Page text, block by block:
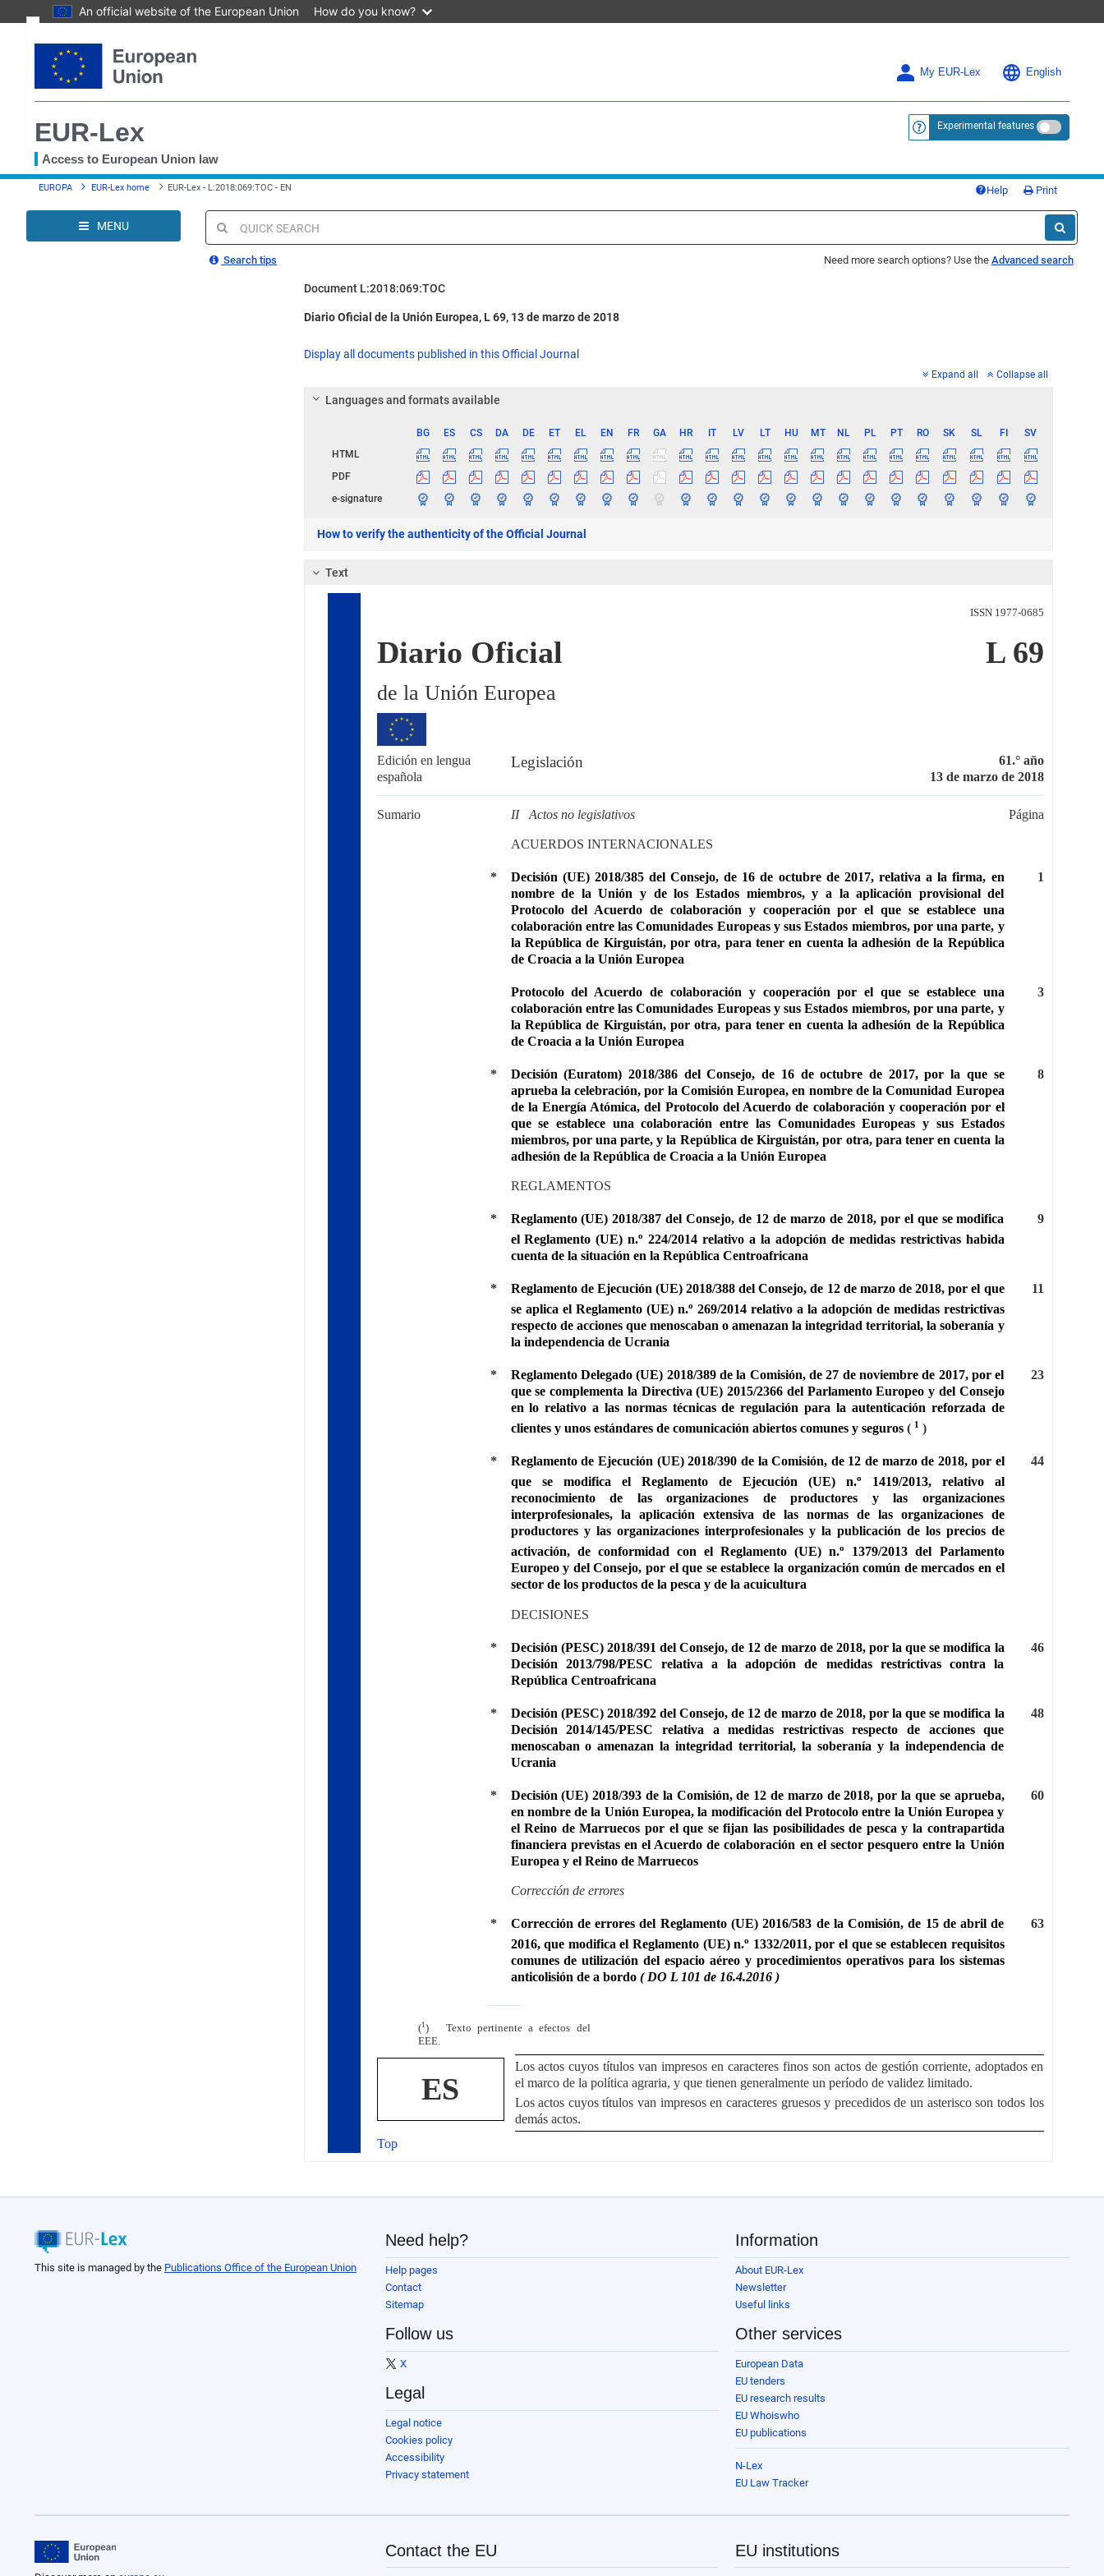
An official website of the European Union How do you know?
to
content
My EUR-Lex English
EUR-Lex
Access to European Union law
<a href="https://eur-lex.europa.eu/
Experimental features
You
here
EUROPA EUR-Lex home EUR-Lex - L:2018:069:TOC - EN Help Print
MENU
Quick
search
Search tips Need more search options? Use the Advanced search
Document L:2018:069:TOC
Document information
Permanent link
Download notice
Diario Oficial de la Unión Europea, L 69, 13 de marzo de 2018
Display all documents published in this Official Journal
Expand all Collapse all
Languages and formats available
BG ES CS DA DE ET EL EN FR GA HR IT LV LT HU MT NL PL PT RO SK SL FI
SV
HTML
PDF
e-signature
How to verify the authenticity of the Official Journal
Text
ISSN 1977-0685
Diario Oficial
de la Unión Europea
L 69
Edición en lengua
española
Legislación
61.° año
13 de marzo de 2018
Sumario II Actos no legislativos Página
ACUERDOS INTERNACIONALES
*
Decisión (UE) 2018/385 del Consejo, de 16 de octubre de 2017, relativa a la firma, en
nombre de la Unión y de los Estados miembros, y a la aplicación provisional del
Protocolo del Acuerdo de colaboración y cooperación por el que se establece una
colaboración entre las Comunidades Europeas y sus Estados miembros, por una parte, y
la República de Kirguistán, por otra, para tener en cuenta la adhesión de la República
de Croacia a la Unión Europea
1
Protocolo del Acuerdo de colaboración y cooperación por el que se establece una
colaboración entre las Comunidades Europeas y sus Estados miembros, por una parte, y
la República de Kirguistán, por otra, para tener en cuenta la adhesión de la República
de Croacia a la Unión Europea
3
*
Decisión (Euratom) 2018/386 del Consejo, de 16 de octubre de 2017, por la que se
aprueba la celebración, por la Comisión Europea, en nombre de la Comunidad Europea
de la Energía Atómica, del Protocolo del Acuerdo de colaboración y cooperación por el
que se establece una colaboración entre las Comunidades Europeas y sus Estados
miembros, por una parte, y la República de Kirguistán, por otra, para tener en cuenta la
adhesión de la República de Croacia a la Unión Europea
8
REGLAMENTOS
*
Reglamento (UE) 2018/387 del Consejo, de 12 de marzo de 2018, por el que se modifica
el Reglamento (UE) n.o 224/2014 relativo a la adopción de medidas restrictivas habida
cuenta de la situación en la República Centroafricana
9
*
Reglamento de Ejecución (UE) 2018/388 del Consejo, de 12 de marzo de 2018, por el que
se aplica el Reglamento (UE) n.o 269/2014 relativo a la adopción de medidas restrictivas
respecto de acciones que menoscaban o amenazan la integridad territorial, la soberanía y
la independencia de Ucrania
11
*
Reglamento Delegado (UE) 2018/389 de la Comisión, de 27 de noviembre de 2017, por el
que se complementa la Directiva (UE) 2015/2366 del Parlamento Europeo y del Consejo
en lo relativo a las normas técnicas de regulación para la autenticación reforzada de
clientes y unos estándares de comunicación abiertos comunes y seguros( 1 )
23
*
Reglamento de Ejecución (UE) 2018/390 de la Comisión, de 12 de marzo de 2018, por el
que se modifica el Reglamento de Ejecución (UE) n.o
1419/2013, relativo al
reconocimiento de las organizaciones de productores y las organizaciones
interprofesionales, la aplicación extensiva de las normas de las organizaciones de
productores y las organizaciones interprofesionales y la publicación de los precios de
activación, de conformidad con el Reglamento (UE) n.o
1379/2013 del Parlamento
Europeo y del Consejo, por el que se establece la organización común de mercados en el
sector de los productos de la pesca y de la acuicultura
44
DECISIONES
*
Decisión (PESC) 2018/391 del Consejo, de 12 de marzo de 2018, por la que se modifica la
Decisión 2013/798/PESC relativa a la adopción de medidas restrictivas contra la
República Centroafricana
46
*
Decisión (PESC) 2018/392 del Consejo, de 12 de marzo de 2018, por la que se modifica la
Decisión 2014/145/PESC relativa a medidas restrictivas respecto de acciones que
menoscaban o amenazan la integridad territorial, la soberanía y la independencia de
Ucrania
48
*
Decisión (UE) 2018/393 de la Comisión, de 12 de marzo de 2018, por la que se aprueba,
en nombre de la Unión Europea, la modificación del Protocolo entre la Unión Europea y
el Reino de Marruecos por el que se fijan las posibilidades de pesca y la contrapartida
financiera previstas en el Acuerdo de colaboración en el sector pesquero entre la Unión
Europea y el Reino de Marruecos
60
Corrección de errores
*
Corrección de errores del Reglamento (UE) 2016/583 de la Comisión, de 15 de abril de
2016, que modifica el Reglamento (UE) n.o 1332/2011, por el que se establecen requisitos
comunes de utilización del espacio aéreo y procedimientos operativos para los sistemas
anticolisión de a bordo ( DO L 101 de 16.4.2016 )
63
(1 ) Texto pertinente a efectos del
EEE.
ES
Los actos cuyos títulos van impresos en caracteres finos son actos de gestión corriente, adoptados en
el marco de la política agraria, y que tienen generalmente un período de validez limitado.
Los actos cuyos títulos van impresos en caracteres gruesos y precedidos de un asterisco son todos los
demás actos.
Top
This site is managed by the Publications Office of the European Union
Need help?
Help pages
Contact
Sitemap
Follow us
X
Legal
Legal notice
Cookies policy
Accessibility
Privacy statement
Information
About EUR-Lex
Newsletter
Useful links
Other services
European Data
EU tenders
EU research results
EU Whoiswho
EU publications
N-Lex
EU Law Tracker
Contact the EU EU institutions